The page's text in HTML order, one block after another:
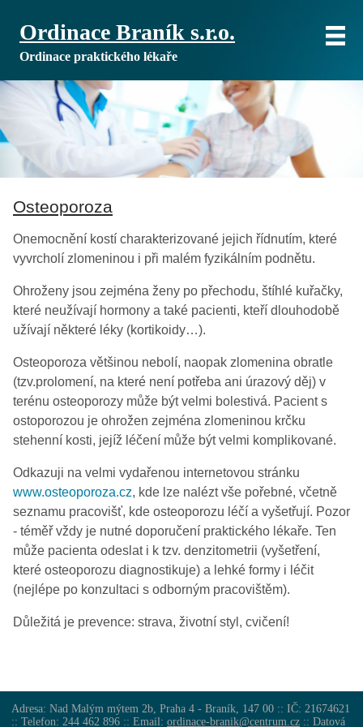
Ordinace Braník s.r.o.
Ordinace praktického lékaře
Osteoporoza
Onemocnění kostí charakterizované jejich řídnutím, které
vyvrcholí zlomeninou i při malém fyzikálním podnětu.
Ohroženy jsou zejména ženy po přechodu, štíhlé kuřačky,
které neužívají hormony a také pacienti, kteří dlouhodobě
užívají některé léky (kortikoidy…).
Osteoporoza většinou nebolí, naopak zlomenina obratle
(tzv.prolomení, na které není potřeba ani úrazový děj) v
terénu osteoporozy může být velmi bolestivá. Pacient s
ostoporozou je ohrožen zejména zlomeninou krčku
stehenní kosti, jejíž léčení může být velmi komplikované.
Odkazuji na velmi vydařenou internetovou stránku
www.osteoporoza.cz, kde lze nalézt vše pořebné, včetně
seznamu pracovišť, kde osteoporozu léčí a vyšetřují. Pozor
- téměř vždy je nutné doporučení praktického lékaře. Ten
může pacienta odeslat i k tzv. denzitometrii (vyšetření,
které osteoporozu diagnostikuje) a lehké formy i léčit
(nejlépe po konzultaci s odborným pracovištěm).
Důležitá je prevence: strava, životní styl, cvičení!
Adresa: Nad Malým mýtem 2b, Praha 4 - Braník, 147 00 :: IČ: 21674621
:: Telefon: 244 462 896 :: Email: ordinace-branik@centrum.cz :: Datová